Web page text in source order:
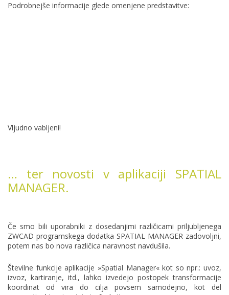
Podrobnejše informacije glede omenjene predstavitve:
Vljudno vabljeni!
… ter novosti v aplikaciji SPATIAL
MANAGER.
Če smo bili uporabniki z dosedanjimi različicami priljubljenega
ZWCAD programskega dodatka SPATIAL MANAGER zadovoljni,
potem nas bo nova različica naravnost navdušila.
Številne funkcije aplikacije »Spatial Manager« kot so npr.: uvoz,
izvoz, kartiranje, itd., lahko izvedejo postopek transformacije
koordinat od vira do cilja povsem samodejno, kot del